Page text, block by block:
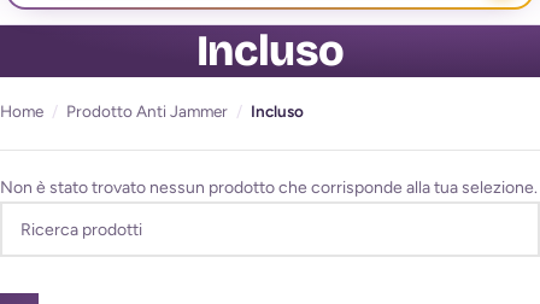
Incluso
Home / Prodotto Anti Jammer / Incluso
Non è stato trovato nessun prodotto che corrisponde alla tua selezione.